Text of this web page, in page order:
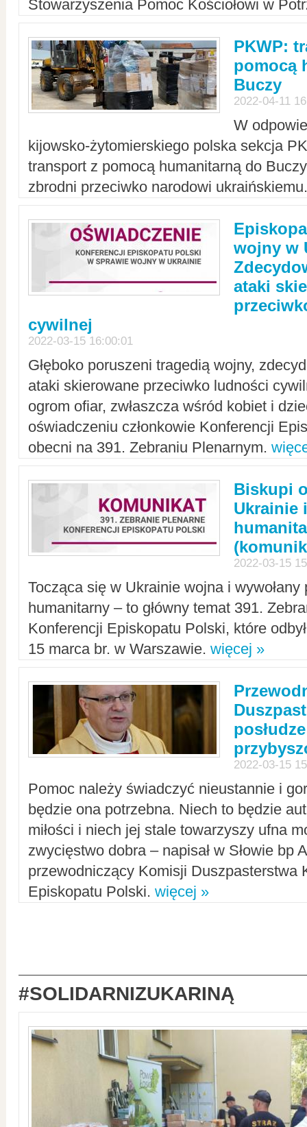
Stowarzyszenia Pomoc Kościołowi w
PKWP:
pomocą
Buczy
2022-04-11
W
kijowsko-żytomierskiego polska sekcja
transport z pomocą humanitarną do
zbrodni przeciwko narodowi
wojny w
ataki
cywilnej
2022-03-15 16:00:01
Głęboko poruszeni tragedią wojny,
ataki skierowane przeciwko ludności
ogrom ofiar, zwłaszcza wśród kobiet i
oświadczeniu członkowie Konferencji
obecni na 391. Zebraniu Plenarnym.
Biskupi
Ukrainie
2022-03-15
Tocząca się w Ukrainie wojna i
humanitarny – to główny temat 391.
Konferencji Episkopatu Polski, które
15 marca br. w Warszawie. więcej »
2022-03-15
Pomoc należy świadczyć nieustannie i
będzie ona potrzebna. Niech to będzie
miłości i niech jej stale towarzyszy ufna
zwycięstwo dobra – napisał w Słowie bp
przewodniczący Komisji Duszpasterstwa
Episkopatu Polski. więcej »
#SOLIDARNIZUKARINĄ